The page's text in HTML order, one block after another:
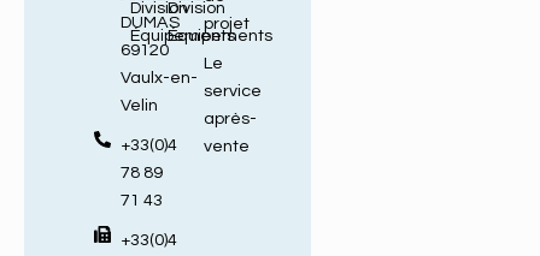
DUMAS
69120
Vaulx-en-
Velin
+33(0)4
78 89
71 43
+33(0)4
Division
Équipements
Division
Équipements
projet
Le
service
après-
vente